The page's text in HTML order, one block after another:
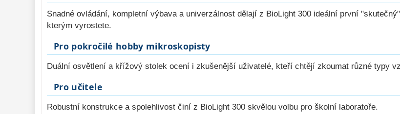
Snadné ovládání, kompletní výbava a univerzálnost dělají z BioLight 300 ideální první
kterým vyrostete.
Pro pokročilé hobby mikroskopisty
Duální osvětlení a křížový stolek ocení i zkušenější uživatelé, kteří chtějí zkoumat různé typy
Pro učitele
Robustní konstrukce a spolehlivost činí z BioLight 300 skvělou volbu pro školní laboratoře.